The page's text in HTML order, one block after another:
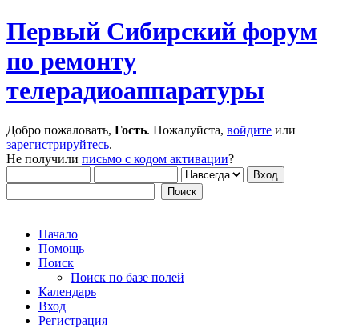
Первый Сибирский форум
по ремонту
телерадиоаппаратуры
Добро пожаловать, Гость. Пожалуйста, войдите или
зарегистрируйтесь.
Не получили письмо с кодом активации?
Начало
Помощь
Поиск
Поиск по базе полей
Календарь
Вход
Регистрация